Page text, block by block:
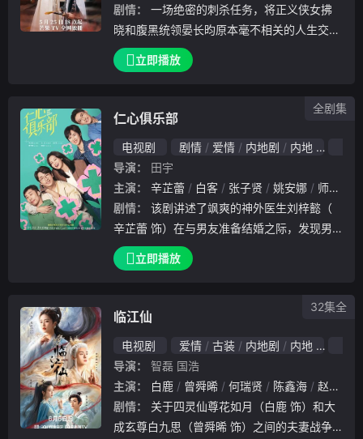
剧情：
晓和腹黑统领晏长昀原本毫不相关的人生交织
在一起，一招不慎，拂晓任务失败变成失忆小
白兔，被迫卷入了他的复仇大计，二人在暗流
陈年冤案
立即播放
仁心俱乐部
电视剧 剧情 爱情 内地剧 内地
导演：
田宇
主演：
辛芷蕾 白客 张子贤 姚安娜 师铭泽
剧情：
辛芷蕾 饰）在与男友准备结婚之际，发现男
友因特殊原因被送到自己工作的医院，备受打
击却要体面地结束这段关系；乐观的心外医生
有数，工
立即播放
全剧集
临江仙
电视剧 爱情 古装 内地剧 内地
导演：
智磊 国浩
主演：
白鹿 曾舜晞 何瑞贤 陈鑫海 赵弈钦
剧情：
成玄尊白九思（曾舜晞 饰）之间的夫妻战争
32集全